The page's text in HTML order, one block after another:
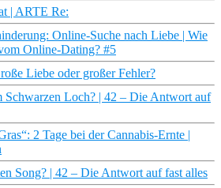
| ARTE Re:
Online-Suche nach Liebe | Wie
Online-Dating? #5
Liebe oder großer Fehler?
Schwarzen Loch? | 42 – Die Antwort auf
2 Tage bei der Cannabis-Ernte |
Song? | 42 – Die Antwort auf fast alles